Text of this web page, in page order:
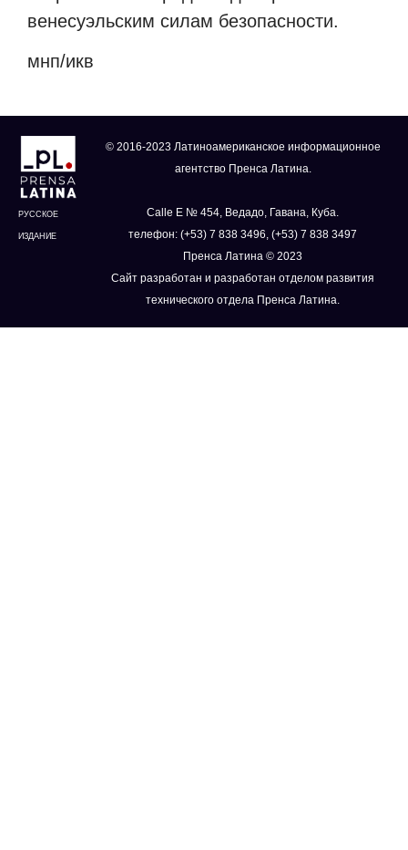
венесуэльским силам безопасности.
мнп/икв
РУССКОЕ
ИЗДАНИЕ
© 2016-2023 Латиноамериканское информационное
агентство Пренса Латина.
Calle E № 454, Ведадо, Гавана, Куба.
телефон: (+53) 7 838 3496, (+53) 7 838 3497
Пренса Латина © 2023
Сайт разработан и разработан отделом развития
технического отдела Пренса Латина.